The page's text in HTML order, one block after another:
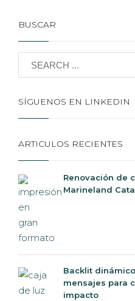
BUSCAR
SÍGUENOS EN LINKEDIN
ARTICULOS RECIENTES
Renovación de
Marineland
Backlit
mensajes para
impacto